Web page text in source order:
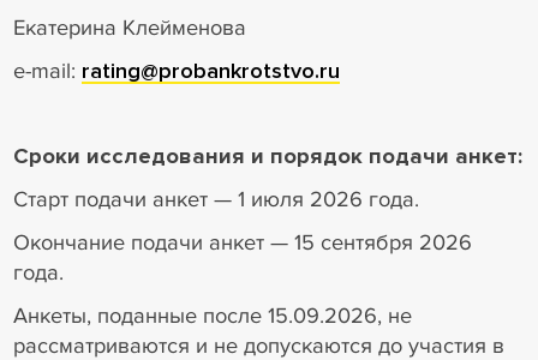
Екатерина Клейменова
e-mail: rating@probankrotstvo.ru
Сроки исследования и порядок подачи анкет:
Старт подачи анкет — 1 июля 2026 года.
Окончание подачи анкет — 15 сентября 2026
года.
Анкеты, поданные после 15.09.2026, не
рассматриваются и не допускаются до участия в